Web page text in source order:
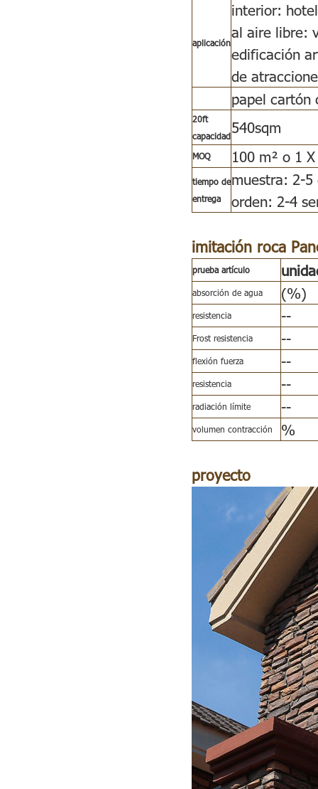
aplicación
interior:
al aire libre:
edificación
de
papel cartón
20ft
capacidad540sqm
MOQ 100 m² o 1
tiempo de
entrega
muestra: 2-5
orden: 2-4
imitación roca
prueba artículo
absorción de agua (%)
resistencia --
Frost resistencia --
flexión fuerza --
resistencia --
radiación límite --
volumen contracción %
proyecto